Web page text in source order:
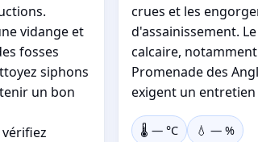
vidange et
fosses
siphons
un bon
vérifiez
crues et les
d'assainissement.
calcaire,
Promenade des
exigent un
🌡️ —°C 💧 —%